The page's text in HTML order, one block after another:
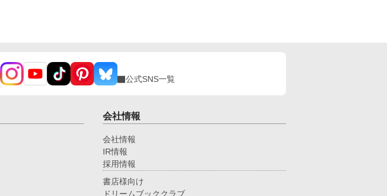
公式SNS一覧
会社情報
会社情報
IR情報
採用情報
書店様向け
ドリームブッククラブ